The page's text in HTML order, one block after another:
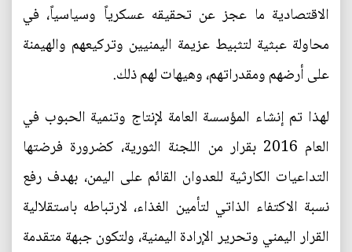
الاقتصادية ما عجز عن تحقيقه عسكرياً وسياسياً، في
محاولة عبثية لتثبيط عزيمة اليمنيين وتركيعهم والهيمنة
على أرضهم ومقدراتهم، وهيهات لهم ذلك.
لهذا تم إنشاء المؤسسة العامة لإنتاج وتنمية الحبوب في
العام 2016 بقرار من اللجنة الثورية، كضرورة فرضتها
التداعيات الكارثية للعدوان القائم على اليمن، بهدف رفع
نسبة الاكتفاء الذاتي لتأمين الغذاء، لارتباطه باستقلالية
القرار اليمني وتحرير الإرادة اليمنية، ولتكون جبهة متقدمة